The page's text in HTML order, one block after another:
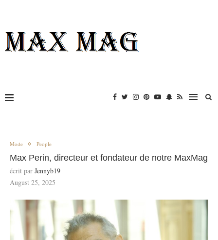
Mode People
Max Perin, directeur et fondateur de notre MaxMag
écrit par Jennyb19
August 25, 2025